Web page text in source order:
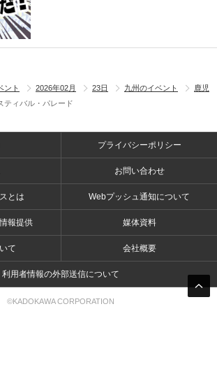
ント 2026年02月 23日 九州のイベント
鹿児
ティバル・パレード
プライバシーポリシー
お問い合わせ
とは Webプッシュ通知について
報提供 媒体資料
て 会社概要
利用者情報の外部送信について
©KADOKAWA CORPORATION